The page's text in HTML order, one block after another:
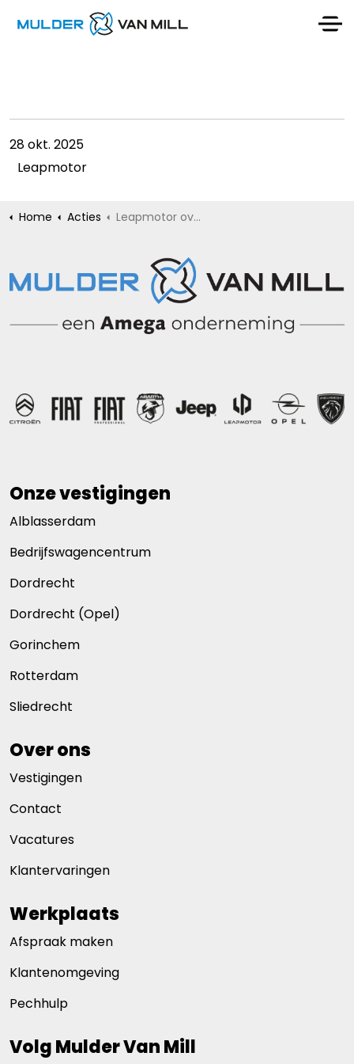
28 okt. 2025
Leapmotor
Home Acties Leapmotor overstapweken
Onze vestigingen
Alblasserdam
Bedrijfswagencentrum
Dordrecht
Dordrecht (Opel)
Gorinchem
Rotterdam
Sliedrecht
Over ons
Vestigingen
Contact
Vacatures
Klantervaringen
Werkplaats
Afspraak maken
Klantenomgeving
Pechhulp
Volg Mulder Van Mill